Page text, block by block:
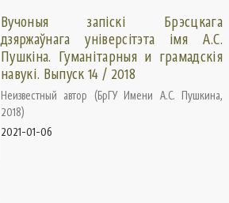
Вучоныя запіскі Брэсцкага
дзяржаўнага універсітэта імя А.С.
Пушкіна. Гуманiтарныя и грамадскiя
навукi. Выпуск 14 / 2018
Неизвестный автор (БрГУ Имени А.С. Пушкина,
2018)
2021-01-06